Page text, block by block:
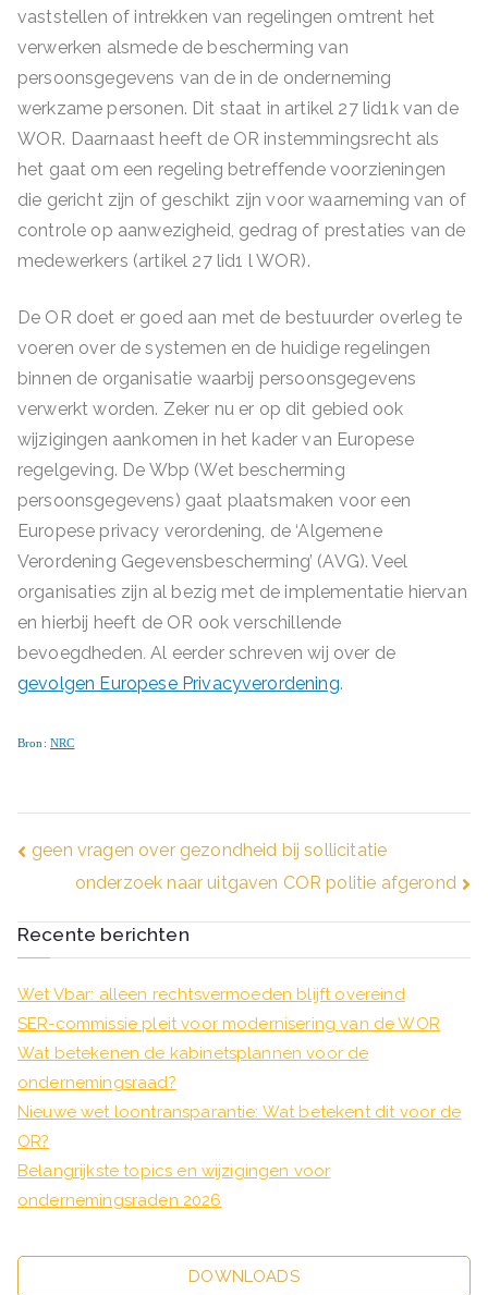
vaststellen of intrekken van regelingen omtrent het
verwerken alsmede de bescherming van
persoonsgegevens van de in de onderneming
werkzame personen. Dit staat in artikel 27 lid1k van de
WOR. Daarnaast heeft de OR instemmingsrecht als
het gaat om een regeling betreffende voorzieningen
die gericht zijn of geschikt zijn voor waarneming van of
controle op aanwezigheid, gedrag of prestaties van de
medewerkers (artikel 27 lid1 l WOR).
De OR doet er goed aan met de bestuurder overleg te
voeren over de systemen en de huidige regelingen
binnen de organisatie waarbij persoonsgegevens
verwerkt worden. Zeker nu er op dit gebied ook
wijzigingen aankomen in het kader van Europese
regelgeving. De Wbp (Wet bescherming
persoonsgegevens) gaat plaatsmaken voor een
Europese privacy verordening, de ‘Algemene
Verordening Gegevensbescherming’ (AVG). Veel
organisaties zijn al bezig met de implementatie hiervan
en hierbij heeft de OR ook verschillende
bevoegdheden.Al eerder schreven wij over de
gevolgen Europese Privacyverordening.
Bron: NRC
Bericht
navigatie
geen vragen over gezondheid bij sollicitatie
onderzoek naar uitgaven COR politie afgerond
Recente berichten
Wet Vbar: alleen rechtsvermoeden blijft overeind
SER-commissie pleit voor modernisering van de WOR
Wat betekenen de kabinetsplannen voor de
ondernemingsraad?
Nieuwe wet loontransparantie: Wat betekent dit voor de
OR?
Belangrijkste topics en wijzigingen voor
ondernemingsraden 2026
DOWNLOADS